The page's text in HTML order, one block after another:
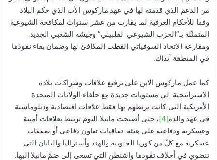
من الدعم الذي قدمته لها في عهد ماركوس الأب الذي حكم البلاد
وفقًا للأحكام العرفية لما يقارب من عشر سنوات لمكافحة الشيوعية
المتمثّلة بـ”الحزب الشيوعي الفلبيني” وجيشه الشعبي الجديد
ومقارعة الاتحاد السوفياتي القطب المكافئ لها وضمان بقاء نفوذها
في المنطقة آنذاك.
كما عمل ماركوس الابن على ترفيع علاقات وشراكات بلاده
الاستراتيجية إلى مستويات جديدة مع حلفاء الولايات المتحدة
الأمريكية التي كانت تربطهم بها فقط علاقات اقتصادية ودبلوماسية
في عهد والده[4]
، حتى أصبحت مانيلا اليوم ترتبط بعلاقات أمنية
وعسكرية ودفاعية على هيئة اتفاقيات تعاون دفاعي أو صفقات
عسكرية مع كلّ من كوريا الجنوبية والهند وأستراليا واليابان التي
تنضوي في أحلاف تقودها واشنطن التي تسعى إلى ضمّ مانيلا إليها.